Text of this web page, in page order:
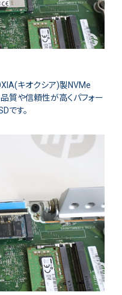
キオクシア)製NVMe
品質や信頼性が高くパフォー
です。